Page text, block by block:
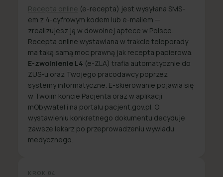
Recepta online (e-recepta) jest wysyłana SMS-
em z 4-cyfrowym kodem lub e-mailem —
zrealizujesz ją w dowolnej aptece w Polsce.
Recepta online wystawiana w trakcie teleporady
ma taką samą moc prawną jak recepta papierowa.
E-zwolnienie L4 (e-ZLA) trafia automatycznie do
ZUS-u oraz Twojego pracodawcy poprzez
systemy informatyczne. E-skierowanie pojawia się
w Twoim koncie Pacjenta oraz w aplikacji
mObywatel i na portalu pacjent.gov.pl. O
wystawieniu konkretnego dokumentu decyduje
zawsze lekarz po przeprowadzeniu wywiadu
medycznego.
KROK 04